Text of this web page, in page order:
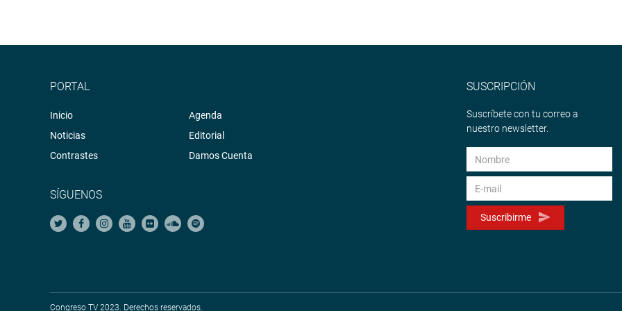
PORTAL
Inicio
Noticias
Contrastes
Agenda
Editorial
Damos Cuenta
SÍGUENOS
SUSCRIPCIÓN
Suscríbete con tu correo a
nuestro newsletter.
Suscribirme
Congreso TV 2023. Derechos reservados.